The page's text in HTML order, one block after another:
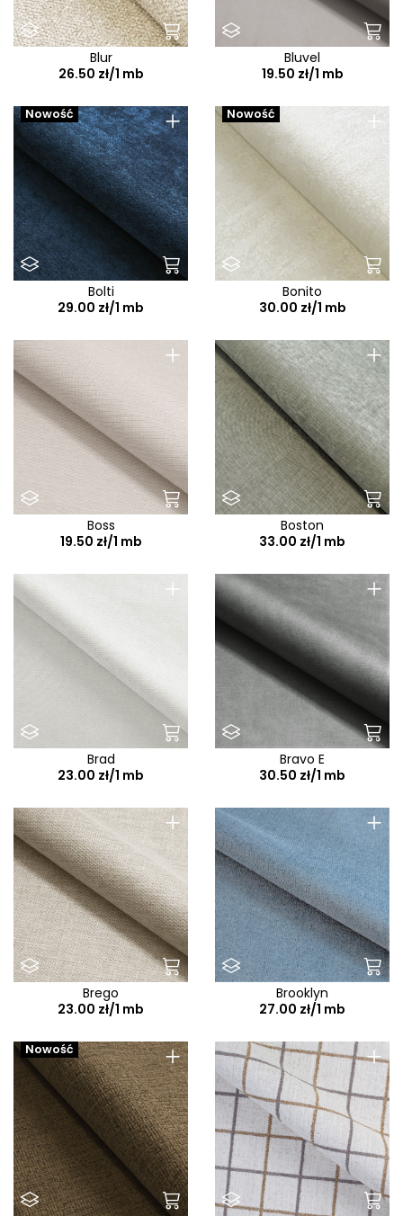
Blur
26.50 zł/1 mb
Bluvel
19.50 zł/1 mb
+
Nowość
Bolti
29.00 zł/1 mb
+
Nowość
Bonito
30.00 zł/1 mb
+
Boss
19.50 zł/1 mb
+
Boston
33.00 zł/1 mb
+
Brad
23.00 zł/1 mb
+
Bravo E
30.50 zł/1 mb
+
Brego
23.00 zł/1 mb
+
Brooklyn
27.00 zł/1 mb
+
Nowość +